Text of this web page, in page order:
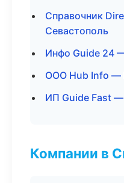
Справочник
Севастополь
Инфо Guide 24
ООО Hub Info —
ИП Guide Fast —
Компании в